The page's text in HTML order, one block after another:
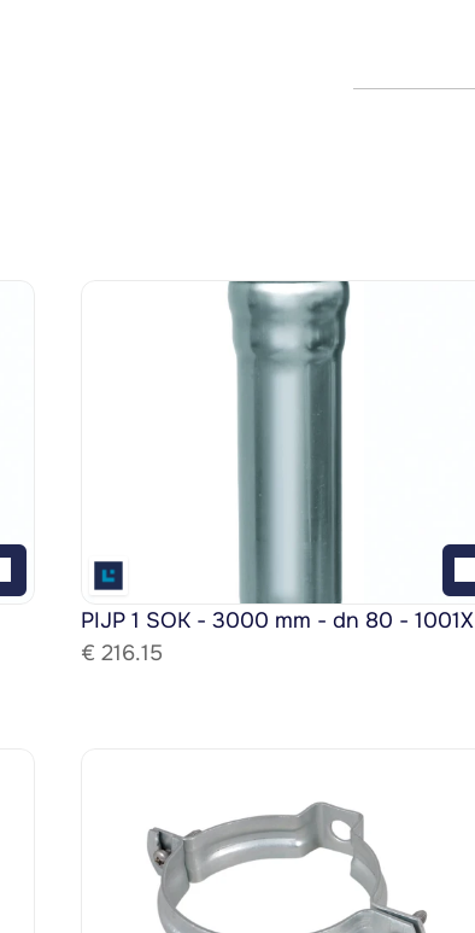
PIJP 1 SOK - 3000 mm - dn 80 - 1001X
€ 216.15